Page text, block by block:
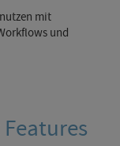
nutzen mit
und